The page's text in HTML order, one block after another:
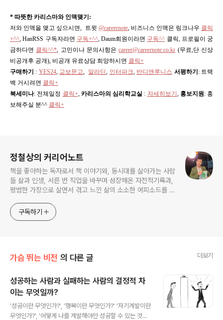
* 따뜻한 카리스마와 인맥맺기:
저와 인맥을 맺고 싶으시면, 트윗 @careernote, 비즈니스 인맥은 링크나우 클릭
+^^ ,HanRSS 구독자라면 구독+^^, Daum회원이라면 구독^^ 클릭, 프로필이 궁
금하다면 클릭^^* , 고민이나 문의사항은career@careernote.co.kr (무료,단 신상
비공개후 공개) , 비공개 유료상담 희망하시면 클릭+
구매하기 : YES24, 교보문고 알라딘 인터파크 반디앤루니스 서평하기: 트랙
백 거시려면 클릭+
북세미나: 전체일정 클릭+ 카리스마의 심리학교실 : 자세히보기 홍보지원: 홍
보해주실 분^^ 클릭+
정철상의 커리어노트
책을 좋아하는 독자로서 책 이야기와, 동시대를 살아가는 사람
들 삶과 인생, 서른 번 직업을 바꾸며 성장해온 자전적기록과,
평범한 가장으로 살면서 겪고 느낀 삶의 소소한 에피소드를 전
고픈 커리어코치, 유튜브: 정교수의 인생수업
구독하기
가슴 뛰는 비전 의 다른 글 더보기
성공하는 사람과 실패하는 사람의 결정적 차
이는 무엇일까?
‘성공이란 무엇인가?’, ‘행복이란 무엇인가?’ ‘자기계발이란
무엇인가?’, ‘어떻게 나를 계발해야만 성공할 수 있는 것일